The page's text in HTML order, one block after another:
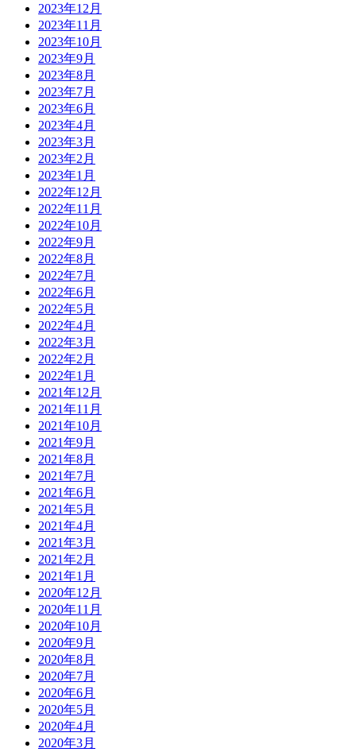
2023年12月
2023年11月
2023年10月
2023年9月
2023年8月
2023年7月
2023年6月
2023年4月
2023年3月
2023年2月
2023年1月
2022年12月
2022年11月
2022年10月
2022年9月
2022年8月
2022年7月
2022年6月
2022年5月
2022年4月
2022年3月
2022年2月
2022年1月
2021年12月
2021年11月
2021年10月
2021年9月
2021年8月
2021年7月
2021年6月
2021年5月
2021年4月
2021年3月
2021年2月
2021年1月
2020年12月
2020年11月
2020年10月
2020年9月
2020年8月
2020年7月
2020年6月
2020年5月
2020年4月
2020年3月